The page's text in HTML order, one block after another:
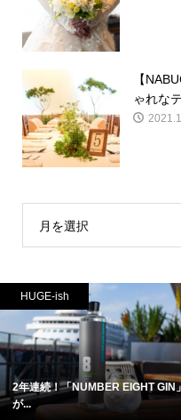
【
ゃれな
月を選択
HUGE-ish
2年連続！「NUMBER EIGHT GIN」
が...